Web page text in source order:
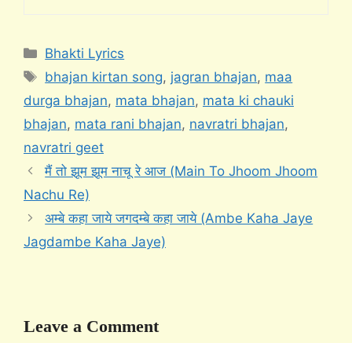
Categories
Bhakti Lyrics
Tags
bhajan kirtan song, jagran bhajan, maa
durga bhajan, mata bhajan, mata ki chauki
bhajan, mata rani bhajan, navratri bhajan,
navratri geet
मैं तो झूम झूम नाचू रे आज (Main To Jhoom Jhoom
Nachu Re)
अम्बे कहा जाये जगदम्बे कहा जाये (Ambe Kaha Jaye
Jagdambe Kaha Jaye)
Leave a Comment